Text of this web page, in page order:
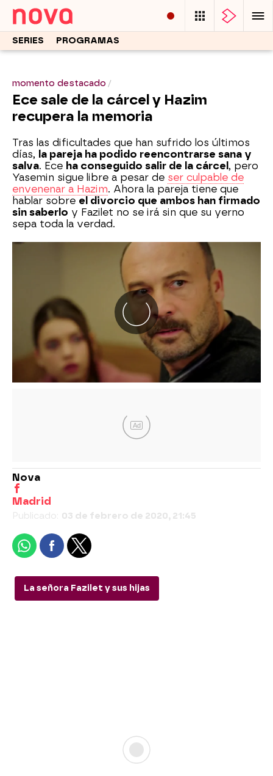
SERIES PROGRAMAS
momento destacado
Ece sale de la cárcel y Hazim
recupera la memoria
Tras las dificultades que han sufrido los últimos
días, la pareja ha podido reencontrarse sana y
salva. Ece ha conseguido salir de la cárcel , pero
Yasemin sigue libre a pesar de ser culpable de
envenenar a Hazim. Ahora la pareja tiene que
hablar sobre el divorcio que ambos han firmado
sin saberlo y Fazilet no se irá sin que su yerno
sepa toda la verdad.
Ad
Nova
Madrid
Publicado: 03 de febrero de 2020, 21:45
La señora Fazilet y sus hijas